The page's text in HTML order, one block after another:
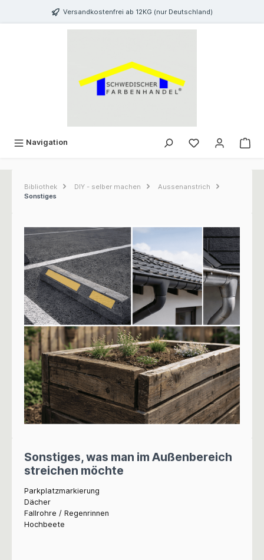
springen Versandkostenfrei ab 12KG (nur Deutschland)
Navigation
Bibliothek DIY - selber machen
Aussenanstrich
Sonstiges
Sonstiges, was man im Außenbereich
streichen möchte
Parkplatzmarkierung
Dächer
Fallrohre / Regenrinnen
Hochbeete